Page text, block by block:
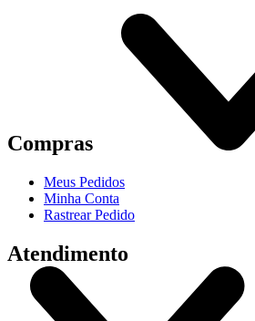
Compras
Meus Pedidos
Minha Conta
Rastrear Pedido
Atendimento